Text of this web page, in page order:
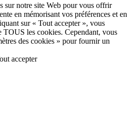
sur notre site Web pour vous offrir
en mémorisant vos préférences et en
sur « Tout accepter », vous
TOUS les cookies. Cependant, vous
des cookies » pour fournir un
accepter